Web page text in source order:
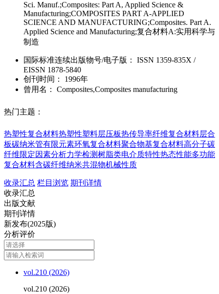
Sci. Manuf.;Composites: Part A, Applied Science &
Manufacturing;COMPOSITES PART A-APPLIED
SCIENCE AND MANUFACTURING;Composites. Part A.
Applied Science and Manufacturing;复合材料A:实用科学与
制造
国际标准连续出版物号/电子版 ： ISSN 1359-835X /
EISSN 1878-5840
创刊时间：
1996年
曾用名：
Composites,Composites manufacturing
热门主题：
热塑性复合材料热塑性塑料层压板热传导率纤维复合材料层合
板碳纳米管有限元素环氧复合材料聚合物基复合材料高分子碳
纤维限定因素分析力学检测树脂类电介质特性热态性能多功能
复合材料含碳纤维纳米共混物机械性质
收录汇总 栏目浏览 期刊详情
收录汇总
出版文献
期刊详情
新发布(2025版)
分析评价
vol.210 (2026)
vol.210 (2026)